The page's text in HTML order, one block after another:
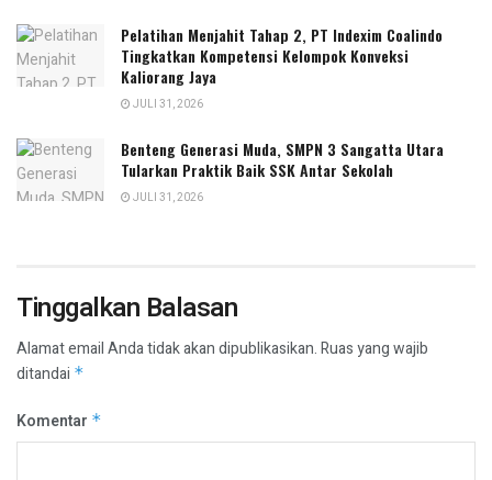
Pelatihan Menjahit Tahap 2, PT Indexim Coalindo
Tingkatkan Kompetensi Kelompok Konveksi
Kaliorang Jaya
JULI 31, 2026
Benteng Generasi Muda, SMPN 3 Sangatta Utara
Tularkan Praktik Baik SSK Antar Sekolah
JULI 31, 2026
Tinggalkan Balasan
Alamat email Anda tidak akan dipublikasikan.Ruas yang wajib
ditandai *
Komentar *